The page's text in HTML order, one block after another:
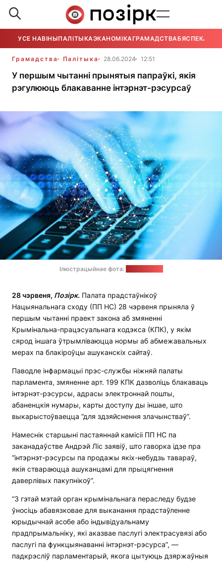
УСЕ НАВІНЫПАЛІТЫКАЭКАНОМІКАГРАМАДСТВАБЯСПЕКА
Грамадства Палітыка 28.06.2024 12:51
У першым чытанні прынятыя папраўкі, якія
рэгулююць блакаванне інтэрнэт-рэсурсаў
Ілюстрацыйнае фота:
28 чэрвеня, Позірк. Палата прадстаўнікоў
Нацыянальнага сходу (ПП НС) 28 чэрвеня прыняла ў
першым чытанні праект закона аб змяненні
Крымінальна-працэсуальнага кодэкса (КПК), у якім
сярод іншага ўтрымліваюцца нормы аб абмежавальных
мерах па блакіроўцы ашуканскіх сайтаў.
Паводле інфармацыі прэс-службы ніжняй палаты
парламента, змяненне арт. 199 КПК дазволіць блакаваць
інтэрнэт-рэсурсы, адрасы электроннай пошты,
абаненцкія нумары, карты доступу ды іншае, што
выкарыстоўваецца “для здзяйснення злачынстваў”.
Намеснік старшыні пастаяннай камісіі ПП НС па
заканадаўстве Андрэй Ліс заявіў, што гаворка ідзе пра
“інтэрнэт-рэсурсы па продажы якіх-небудзь тавараў,
якія ствараюцца ашуканцамі для прыцягнення
даверлівых пакупнікоў”.
“З гэтай мэтай орган крымінальнага пераследу будзе
ўносіць абавязковае для выканання прадстаўленне
юрыдычнай асобе або індывідуальнаму
прадпрымальніку, які аказвае паслугі электрасувязі або
паслугі па функцыянаванні інтэрнэт-рэсурса”, —
падкрэсліў парламентарый, якога цытуюць дзяржаўныя